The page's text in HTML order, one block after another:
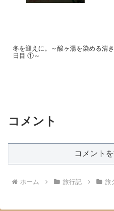
冬を迎えに。～酸ヶ湯を染める清
日目 ①～
コメント
コメント
ホーム 旅行記 旅